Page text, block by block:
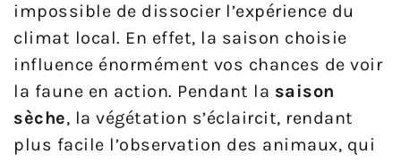
impossible de dissocier l’expérience du
climat local. En effet, la saison choisie
influence énormément vos chances de voir
la faune en action. Pendant la saison
sèche, la végétation s’éclaircit, rendant
plus facile l’observation des animaux, qui